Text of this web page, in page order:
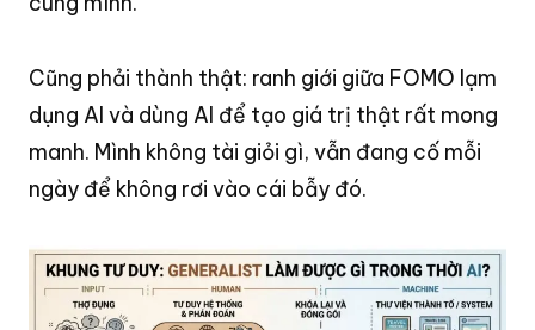
Cũng phải thành thật: ranh giới giữa FOMO lạm
dụng AI và dùng AI để tạo giá trị thật rất mong
manh. Mình không tài giỏi gì, vẫn đang cố mỗi
ngày để không rơi vào cái bẫy đó.